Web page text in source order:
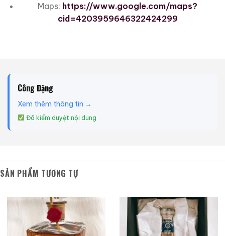
Maps: https://www.google.com/maps?
cid=4203959646322424299
Công Đặng
Xem thêm thông tin →
Đã kiểm duyệt nội dung
SẢN PHẨM TƯƠNG TỰ